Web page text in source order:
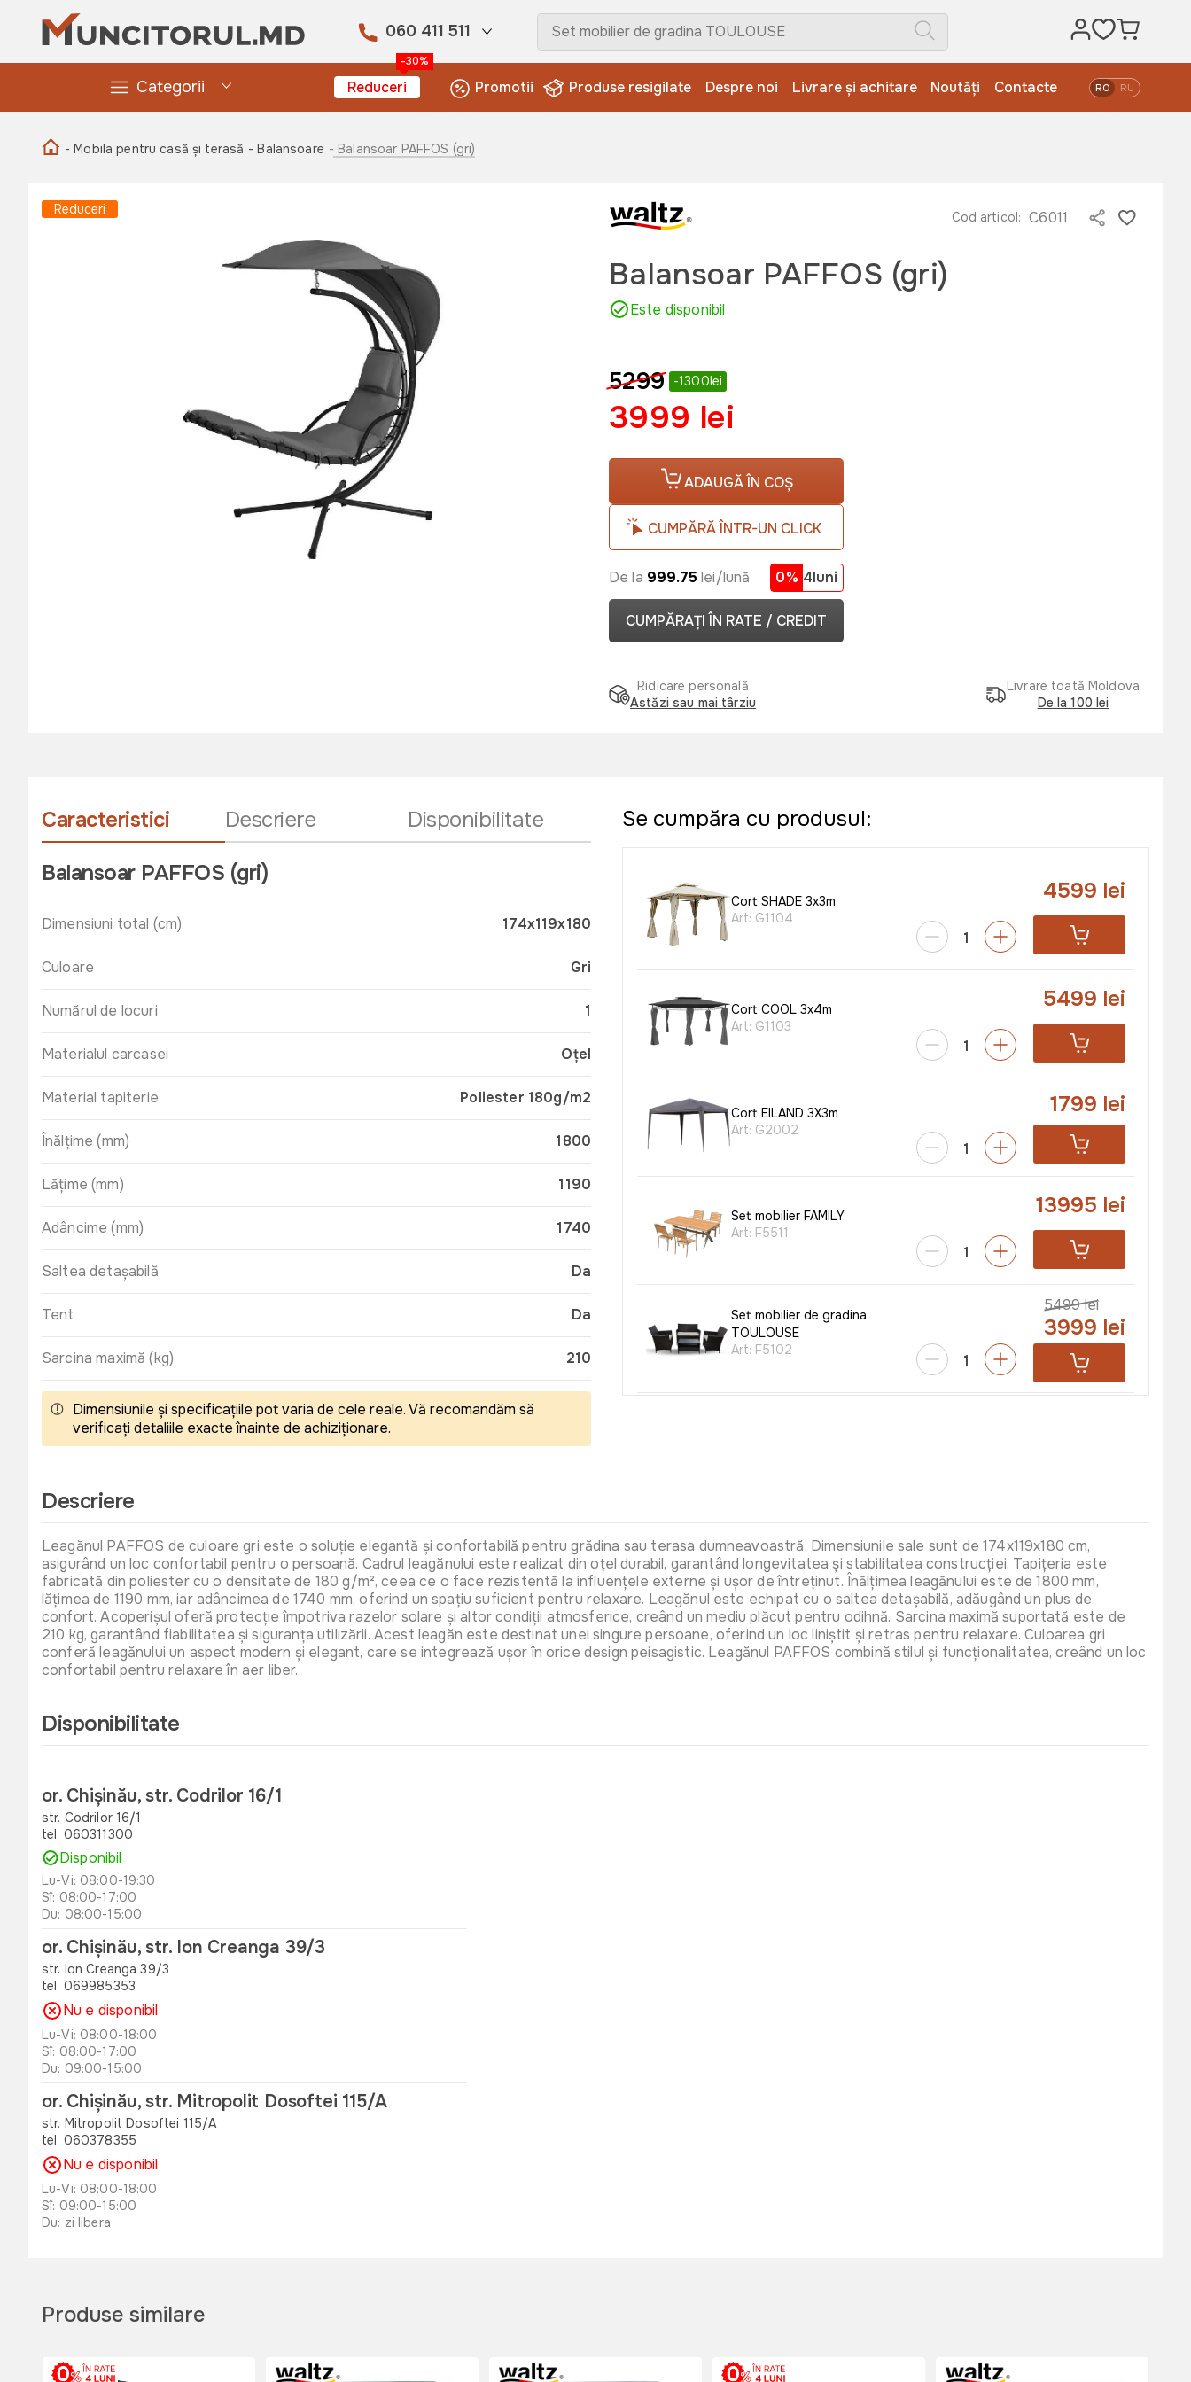
060 411 511
Categorii
-30%
Reduceri Promotii Produse resigilate Despre noi Livrare și achitare Noutăți Contacte RO RU
- Mobila pentru casă și terasă - Balansoare - Balansoar PAFFOS (gri)
Reduceri Cod articol: C6011
Balansoar PAFFOS (gri)
Este disponibil
5299 -1300lei
3999 lei
ADAUGĂ ÎN COȘ
CUMPĂRĂ ÎNTR-UN CLICK
De la 999.75 lei/lună 0% 4luni
CUMPĂRAȚI ÎN RATE / CREDIT
Ridicare personală
Astăzi sau mai târziu
Livrare toată Moldova
De la 100 lei
Caracteristici Descriere
Disponibilitate
Balansoar PAFFOS (gri)
Dimensiuni total (cm) 174x119x180
Culoare Gri
Numărul de locuri 1
Materialul carcasei Oțel
Material tapiterie Poliester 180g/m2
Înălţime (mm) 1800
Lăţime (mm) 1190
Adâncime (mm) 1740
Saltea detașabilă Da
Tent Da
Sarcina maximă (kg) 210
Dimensiunile și specificațiile pot varia de cele reale. Vă recomandăm să
verificați detaliile exacte înainte de achiziționare.
Se cumpăra cu produsul:
Cort SHADE 3x3m
Art: G1104
4599 lei
Cort COOL 3x4m
Art: G1103
5499 lei
Cort EILAND 3X3m
Art: G2002
1799 lei
Set mobilier FAMILY
Art: F5511
13995 lei
Set mobilier de gradina
TOULOUSE
Art: F5102
5499 lei
3999 lei
Gri, plasa interna
Art:TW-14987
Trambulina JUMI 2.44m
plasa externa Verde
2999 lei
Descriere
Leagănul PAFFOS de culoare gri este o soluție elegantă și confortabilă pentru grădina sau terasa dumneavoastră. Dimensiunile sale sunt de 174x119x180 cm,
asigurând un loc confortabil pentru o persoană. Cadrul leagănului este realizat din oțel durabil, garantând longevitatea și stabilitatea construcției. Tapițeria este
fabricată din poliester cu o densitate de 180 g/m², ceea ce o face rezistentă la influențele externe și ușor de întreținut. Înălțimea leagănului este de 1800 mm,
lățimea de 1190 mm, iar adâncimea de 1740 mm, oferind un spațiu suficient pentru relaxare. Leagănul este echipat cu o saltea detașabilă, adăugând un plus de
confort. Acoperișul oferă protecție împotriva razelor solare și altor condiții atmosferice, creând un mediu plăcut pentru odihnă. Sarcina maximă suportată este de
210 kg, garantând fiabilitatea și siguranța utilizării. Acest leagăn este destinat unei singure persoane, oferind un loc liniștit și retras pentru relaxare. Culoarea gri
conferă leagănului un aspect modern și elegant, care se integrează ușor în orice design peisagistic. Leagănul PAFFOS combină stilul și funcționalitatea, creând un loc
confortabil pentru relaxare în aer liber.
Disponibilitate
or. Chișinău, str. Codrilor 16/1
str. Codrilor 16/1
tel. 060311300
Disponibil
Lu-Vi: 08:00-19:30
Sî: 08:00-17:00
Du: 08:00-15:00
or. Chișinău, str. Ion Creanga 39/3
str. Ion Creanga 39/3
tel. 069985353
Nu e disponibil
Lu-Vi: 08:00-18:00
Sî: 08:00-17:00
Du: 09:00-15:00
or. Chișinău, str. Mitropolit Dosoftei 115/A
str. Mitropolit Dosoftei 115/A
tel. 060378355
Nu e disponibil
Lu-Vi: 08:00-18:00
Sî: 09:00-15:00
Du: zi libera
Nu e disponibil
Sî: 08:00-17:00
Du: 08:00-15:00
Produse similare